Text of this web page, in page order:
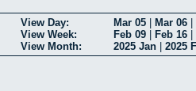
View Day: Mar 05 Mar 06
View Week:
Feb 09 Feb 16
View Month:
2025 Jan 2025